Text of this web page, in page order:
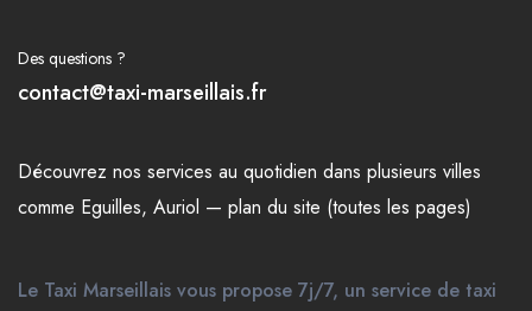
Des questions ?
contact@taxi-marseillais.fr
Découvrez nos services au quotidien dans plusieurs villes
comme Eguilles, Auriol — plan du site (toutes les pages)
Le Taxi Marseillais vous propose 7j/7, un service de taxi